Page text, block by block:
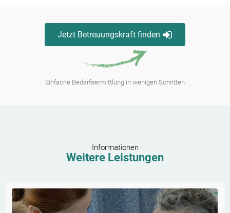
Jetzt Betreuungskraft finden
Einfache Bedarfsermittlung in wenigen Schritten
Informationen
Weitere Leistungen